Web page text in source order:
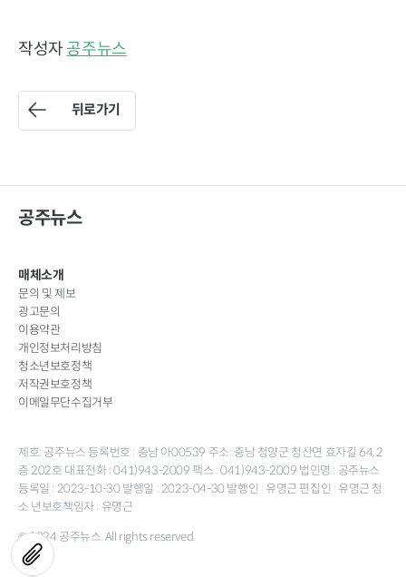
작성자 공주뉴스
뒤로가기
공주뉴스
매체소개
문의 및 제보
광고문의
이용약관
개인정보처리방침
청소년보호정책
저작권보호정책
이메일무단수집거부
제호: 공주뉴스 등록번호 : 충남 아00539 주소: 충남 청양군 청산면 효자길 64, 2
층 202호 대표전화 : 041)943-2009 팩스 : 041)943-2009 법인명 : 공주뉴스
등록일 : 2023-10-30 발행일 : 2023-04-30 발행인 : 유명근 편집인 : 유명근 청
소 년보호책임자 : 유명근
© 2024 공주뉴스. All rights reserved.